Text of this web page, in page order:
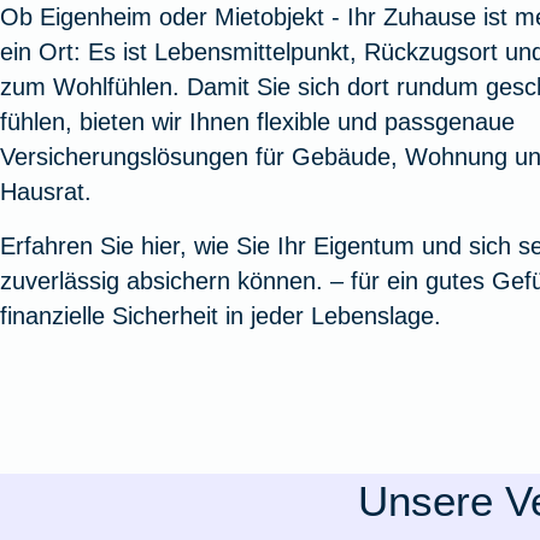
Oldtimerversicherung
Zur Produktübersicht
Haus- und
Jagd-
Jäger-
Augenzusatzversicherung
Zur Produktübersicht
Zur
Zur
Vermögensschadenversicherung
Cyber-Versicherung
Spezialversicherungen
Zur Serviceübersicht
Ob Eigenheim oder Mietobjekt - Ihr Zuhause ist
ein Ort: Es ist Lebensmittelpunkt, Rückzugsort
zum Wohlfühlen. Damit Sie sich dort rundum
fühlen, bieten wir Ihnen flexible und passgenaue
Versicherungslösungen für Gebäude, Wohnung
Hausrat.
Erfahren Sie hier, wie Sie Ihr Eigentum und sich
zuverlässig absichern können. – für ein gutes
finanzielle Sicherheit in jeder Lebenslage.
Unsere